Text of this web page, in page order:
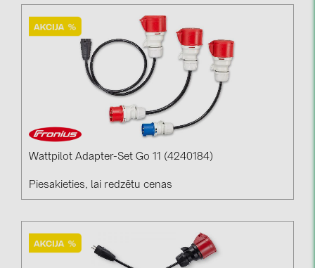
Wattpilot Adapter-Set Go 11 (4240184)
Piesakieties, lai redzētu cenas